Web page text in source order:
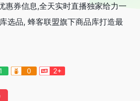
惠券信息,全天实时直播独家给力一
选品, 蜂客联盟旗下商品库打造最
1 0 2+